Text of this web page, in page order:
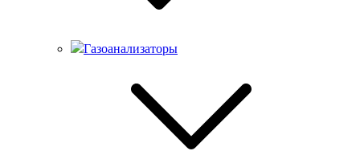
Газоанализаторы